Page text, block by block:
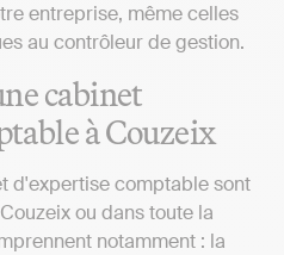
entreprise, même celles
au contrôleur de gestion.
cabinet
à Couzeix
d'expertise comptable sont
ou dans toute la
notamment : la